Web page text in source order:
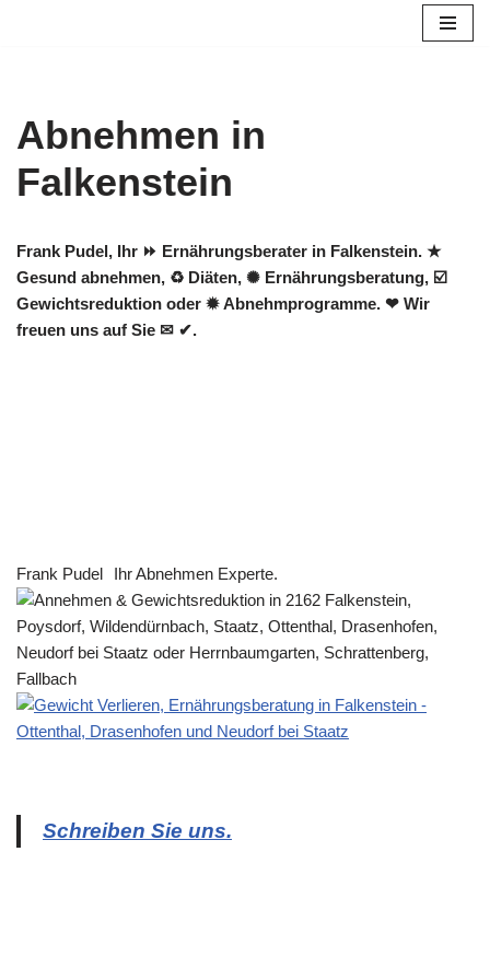
Abnehmen in
Falkenstein
Frank Pudel, Ihr ⏩ Ernährungsberater in Falkenstein. ★
Gesund abnehmen, ♻ Diäten, ✺ Ernährungsberatung, ☑️
Gewichtsreduktion oder ✹ Abnehmprogramme. ❤ Wir
freuen uns auf Sie ✉ ✔.
Frank Pudel Ihr Abnehmen Experte.
Schreiben Sie uns.